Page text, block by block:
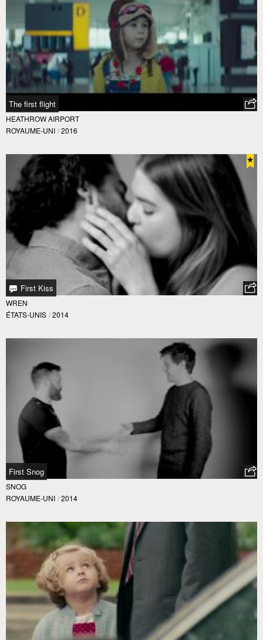
The first flight
HEATHROW AIRPORT
ROYAUME-UNI / 2016
First Kiss
WREN
ÉTATS-UNIS / 2014
First Snog
SNOG
ROYAUME-UNI / 2014